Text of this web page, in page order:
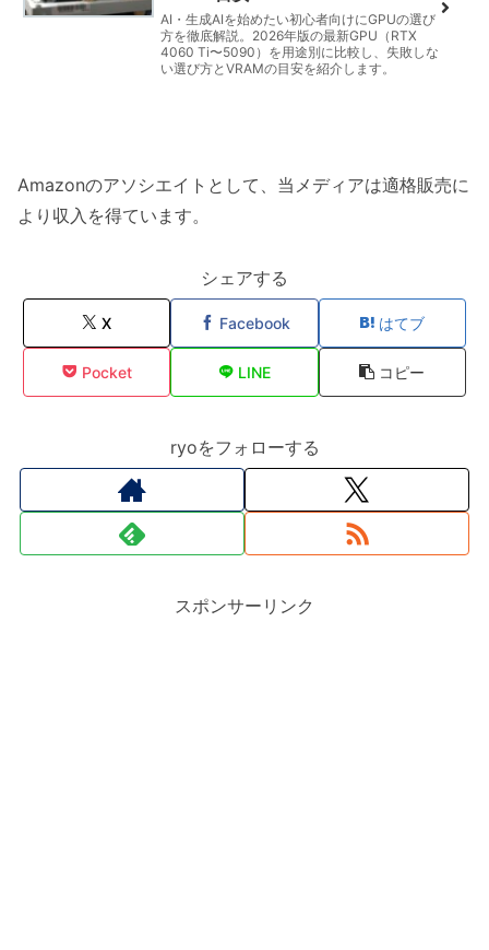
AI・生成AIを始めたい初心者向けにGPUの選び
方を徹底解説。2026年版の最新GPU（RTX
4060 Ti〜5090）を用途別に比較し、失敗しな
い選び方とVRAMの目安を紹介します。
Amazonのアソシエイトとして、当メディアは適格販売に
より収入を得ています。
シェアする
X Facebook はてブ
Pocket LINE コピー
ryoをフォローする
スポンサーリンク